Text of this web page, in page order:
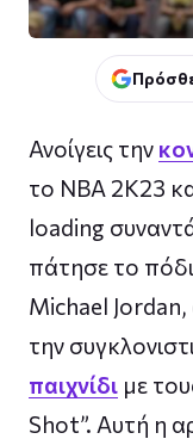
Ανοίγεις την
το NBA 2K23
loading
πάτησε το
Michael
την
παιχνίδι με
Shot”. Αυτή η